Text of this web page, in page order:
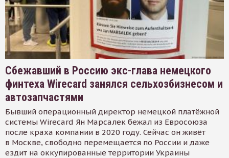
Сбежавший в Россию экс-глава немецкого
финтеха Wirecard занялся сельхозбизнесом и
автозапчастями
Бывший операционный директор немецкой платёжной
системы Wirecard Ян Марсалек бежал из Евросоюза
после краха компании в 2020 году. Сейчас он живёт
в Москве, свободно перемещается по России и даже
ездит на оккупированные территории Украины